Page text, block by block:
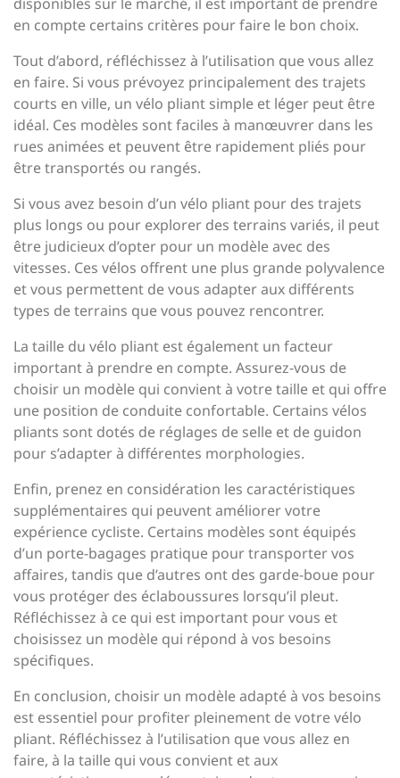
en compte certains critères pour faire le bon choix.
Tout d’abord, réfléchissez à l’utilisation que vous allez
en faire. Si vous prévoyez principalement des trajets
courts en ville, un vélo pliant simple et léger peut être
idéal. Ces modèles sont faciles à manœuvrer dans les
rues animées et peuvent être rapidement pliés pour
être transportés ou rangés.
Si vous avez besoin d’un vélo pliant pour des trajets
plus longs ou pour explorer des terrains variés, il peut
être judicieux d’opter pour un modèle avec des
vitesses. Ces vélos offrent une plus grande polyvalence
et vous permettent de vous adapter aux différents
types de terrains que vous pouvez rencontrer.
La taille du vélo pliant est également un facteur
important à prendre en compte. Assurez-vous de
choisir un modèle qui convient à votre taille et qui offre
une position de conduite confortable. Certains vélos
pliants sont dotés de réglages de selle et de guidon
pour s’adapter à différentes morphologies.
Enfin, prenez en considération les caractéristiques
supplémentaires qui peuvent améliorer votre
expérience cycliste. Certains modèles sont équipés
d’un porte-bagages pratique pour transporter vos
affaires, tandis que d’autres ont des garde-boue pour
vous protéger des éclaboussures lorsqu’il pleut.
Réfléchissez à ce qui est important pour vous et
choisissez un modèle qui répond à vos besoins
spécifiques.
En conclusion, choisir un modèle adapté à vos besoins
est essentiel pour profiter pleinement de votre vélo
pliant. Réfléchissez à l’utilisation que vous allez en
faire, à la taille qui vous convient et aux